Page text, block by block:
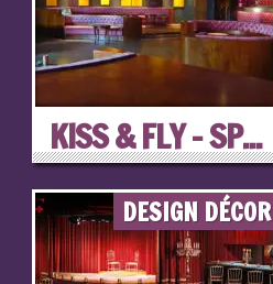
KISS & FLY – SP...
DESIGN DÉCOR